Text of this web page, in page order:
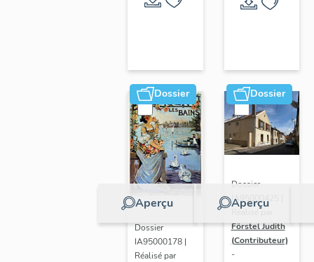
Dossier
Aperçu
Dossier
IA95000178 |
Réalisé par
Dossier
Aperçu
Dossier
IA95000425 |
Réalisé par
Förstel Judith
(Contributeur)
-